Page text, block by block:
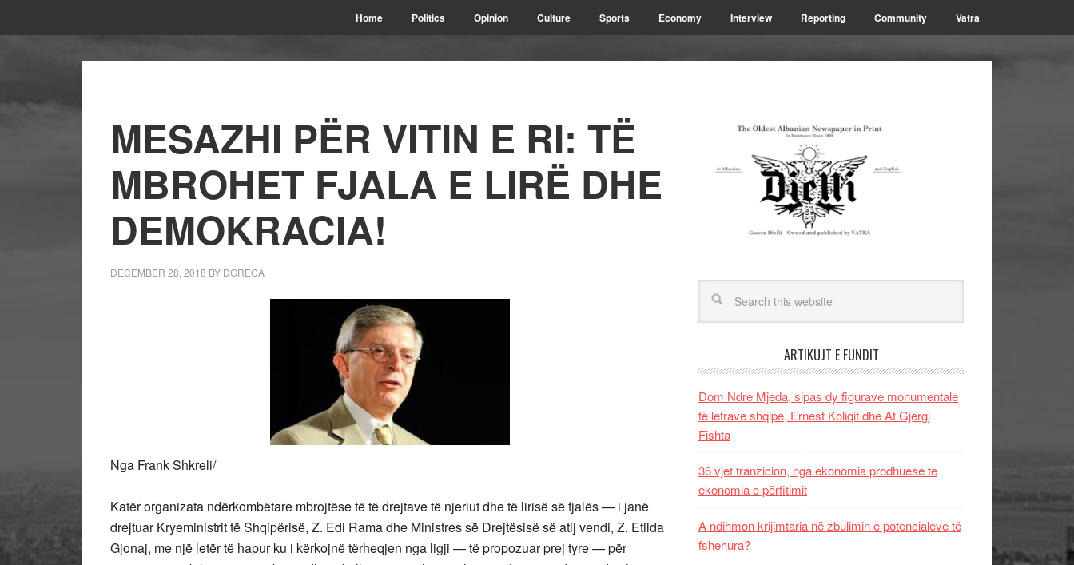
Home Politics Opinion Culture Sports Economy Interview Reporting Community Vatra
MESAZHI PËR VITIN E RI: TË
MBROHET FJALA E LIRË DHE
DEMOKRACIA!
DECEMBER 28, 2018 BY DGRECA
Nga Frank Shkreli/
Katër organizata ndërkombëtare mbrojtëse të të drejtave të njeriut dhe të lirisë së fjalës — i janë
drejtuar Kryeministrit të Shqipërisë, Z. Edi Rama dhe Ministres së Drejtësisë së atij vendi, Z. Etilda
Gjonaj, me një letër të hapur ku i kërkojnë tërheqjen nga ligji — të propozuar prej tyre — për
ARTIKUJT E FUNDIT
Dom Ndre Mjeda, sipas dy figurave monumentale
të letrave shqipe, Ernest Koliqit dhe At Gjergj
Fishta
36 vjet tranzicion, nga ekonomia prodhuese te
ekonomia e përfitimit
A ndihmon krijimtaria në zbulimin e potencialeve të
fshehura?